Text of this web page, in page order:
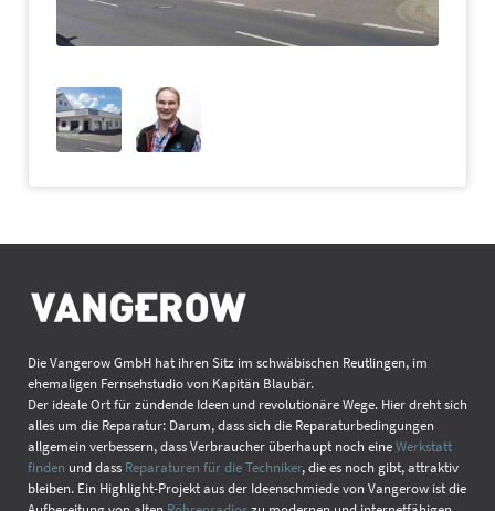
Die Vangerow GmbH hat ihren Sitz im schwäbischen Reutlingen, im
ehemaligen Fernsehstudio von Kapitän Blaubär.
Der ideale Ort für zündende Ideen und revolutionäre Wege. Hier dreht sich
alles um die Reparatur: Darum, dass sich die Reparaturbedingungen
allgemein verbessern, dass Verbraucher überhaupt noch eineWerkstatt
finden und dass Reparaturen für die Techniker, die es noch gibt, attraktiv
bleiben. Ein Highlight-Projekt aus der Ideenschmiede von Vangerow ist die